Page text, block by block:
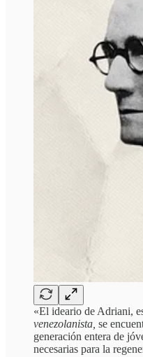
«El ideario de Adriani,
venezolanista, se
generación entera de
necesarias para la